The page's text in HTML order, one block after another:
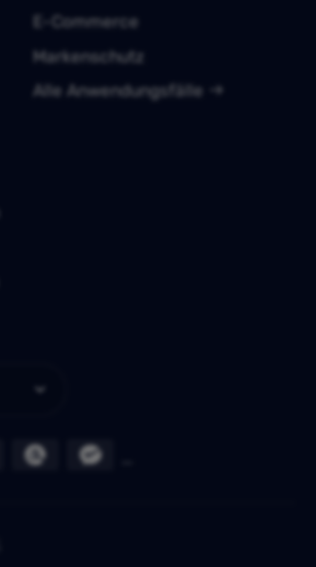
E-Commerce
Markenschutz
Alle Anwendungsfälle